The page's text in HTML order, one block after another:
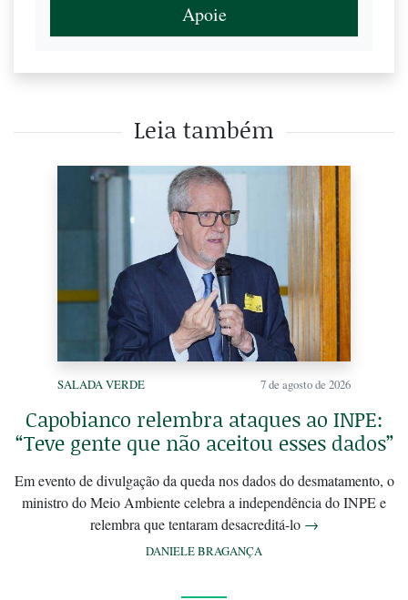
Apoie
Leia também
SALADA VERDE 7 de agosto de 2026
Capobianco relembra ataques ao INPE:
“Teve gente que não aceitou esses dados”
Em evento de divulgação da queda nos dados do desmatamento, o
ministro do Meio Ambiente celebra a independência do INPE e
relembra que tentaram desacreditá-lo →
DANIELE BRAGANÇA